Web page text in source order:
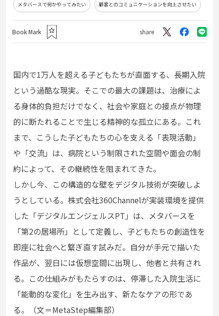
メタバースで何かやってみたい 顧客とのコミュニケーションを向上させたい
Book Mark share
国内で1万人を超える子どもたちが直面する、長期入院
という過酷な現実。そこでの最大の課題は、治療によ
る身体的負担だけでなく、社会や家庭との接点が物理
的に断たれることで生じる精神的な孤立にある。これ
まで、こうした子どもたちの心を支える「表現活動」
や「交流」は、病院という制限された空間や面会の制
約によって、その継続性を阻まれてきた。
しかし今、この構造的な壁をデジタル技術が突破しよ
うとしている。株式会社360Channelが実装環境を提供
した「デジタルエンジェルスPT」は、メタバースを
「第2の居場所」として定義し、子どもたちの創造性を
即座に社会へと繋ぎ直す試みだ。自分が手元で描いた
作品が、翌日には仮想空間に出現し、他者と共有され
る。この仕組みがもたらすのは、停滞した入院生活に
「能動的な変化」を生み出す、新たなケアの形であ
る。（文＝MetaStep編集部）